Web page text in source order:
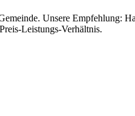
Unsere Empfehlung:
Leistungs-Verhältnis.